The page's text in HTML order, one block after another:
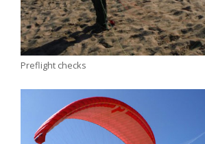
Preflight checks